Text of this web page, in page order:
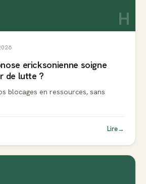
H
ericksonienne soigne
de lutte ?
blocages en ressources, sans
Lire→